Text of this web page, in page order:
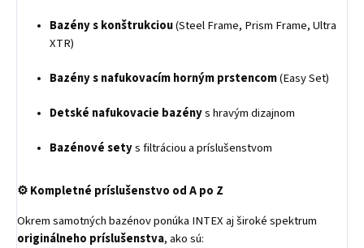
Bazény s konštrukciou(Steel Frame, Prism Frame, Ultra
XTR)
Bazény s nafukovacím horným prstencom(Easy Set)
Detské nafukovacie bazénys hravým dizajnom
Bazénové setys filtráciou a príslušenstvom
⚙️Kompletné príslušenstvo od A po Z
Okrem samotných bazénov ponúka INTEX aj široké spektrum
originálneho príslušenstva, ako sú: